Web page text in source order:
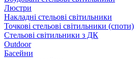
Люстри
Накладні стельові світильники
Точкові стельові світильники (споти)
Стельові світильники з ДК
Outdoor
Басейни